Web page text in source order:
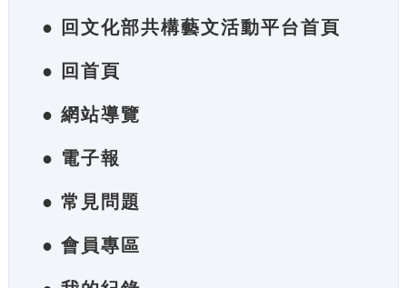
● 回文化部共構藝文活動平台首頁
● 回首頁
● 網站導覽
● 電子報
● 常見問題
● 會員專區